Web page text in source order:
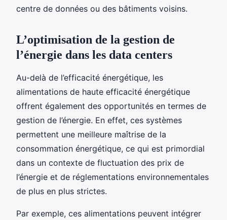
centre de données ou des bâtiments voisins.
L’optimisation de la gestion de
l’énergie dans les data centers
Au-delà de l’efficacité énergétique, les
alimentations de haute efficacité énergétique
offrent également des opportunités en termes de
gestion de l’énergie. En effet, ces systèmes
permettent une meilleure maîtrise de la
consommation énergétique, ce qui est primordial
dans un contexte de fluctuation des prix de
l’énergie et de réglementations environnementales
de plus en plus strictes.
Par exemple, ces alimentations peuvent intégrer